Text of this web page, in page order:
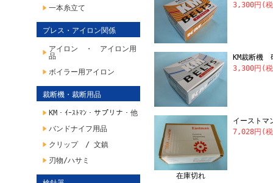
一本糸立て
プレス・アイロン関係
アイロン ・ アイロン用
品
ボイラー用アイロン
裁断機・裁断用品
KM・ｲｰｽﾄﾏﾝ・サプリナ・他
バンドナイフ用品
クリップ / 文鎮
刃物/ハサミ
3,300円(
KM裁断
3,300円(
在庫切れ
イーストマ
7,028円(